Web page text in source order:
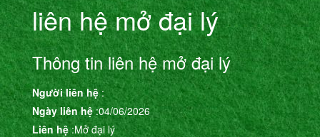
liên hệ mở đại lý
Thông tin liên hệ mở đại lý
Người liên hệ:
Ngày liên hệ :04/06/2026
Liên hệ:Mở đại lý